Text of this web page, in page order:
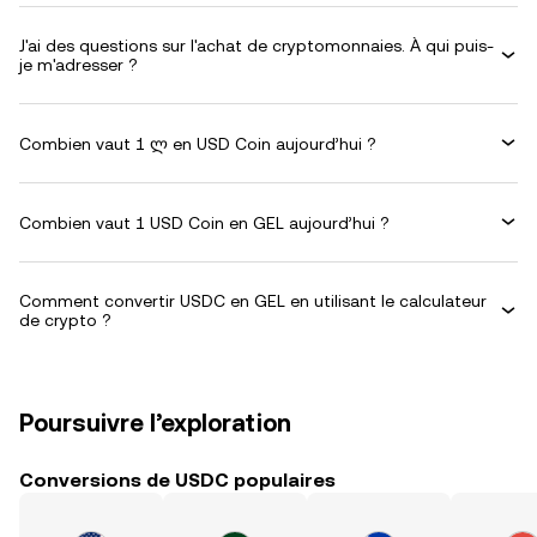
J'ai des questions sur l'achat de cryptomonnaies. À qui puis-
je m'adresser ?
Combien vaut 1 ლ en USD Coin aujourd’hui ?
Combien vaut 1 USD Coin en GEL aujourd’hui ?
Comment convertir USDC en GEL en utilisant le calculateur
de crypto ?
Poursuivre l’exploration
Conversions de USDC populaires